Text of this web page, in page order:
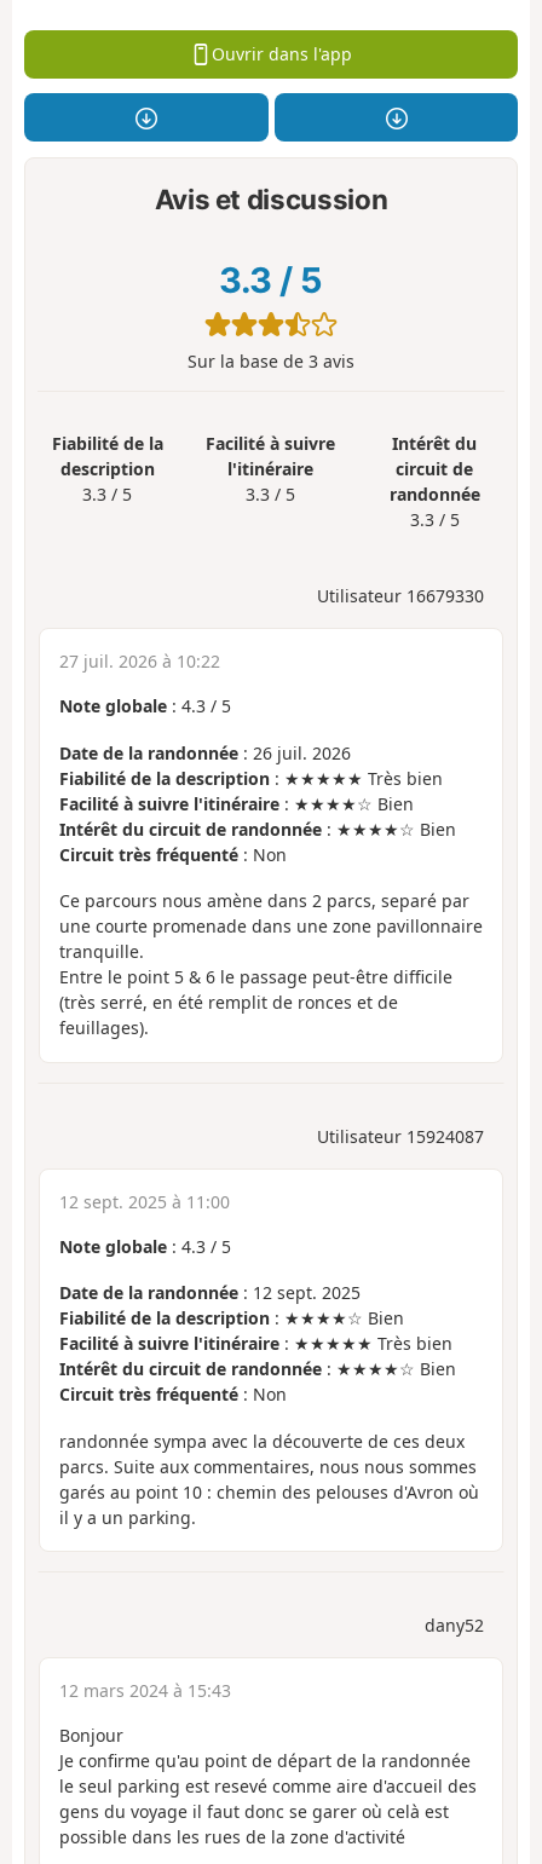
Ouvrir dans l'app
Avis et discussion
3.3 / 5
Sur la base de 3 avis
Fiabilité de la
description
3.3 / 5
Facilité à suivre
l'itinéraire
3.3 / 5
Intérêt du
circuit de
randonnée
3.3 / 5
Utilisateur 16679330
27 juil. 2026 à 10:22
Note globale : 4.3 / 5
Date de la randonnée : 26 juil. 2026
Fiabilité de la description : ★★★★★ Très bien
Facilité à suivre l'itinéraire : ★★★★☆ Bien
Intérêt du circuit de randonnée : ★★★★☆ Bien
Circuit très fréquenté : Non
Ce parcours nous amène dans 2 parcs, separé par
une courte promenade dans une zone pavillonnaire
tranquille.
Entre le point 5 & 6 le passage peut-être difficile
(très serré, en été remplit de ronces et de
feuillages).
Utilisateur 15924087
12 sept. 2025 à 11:00
Note globale : 4.3 / 5
Date de la randonnée : 12 sept. 2025
Fiabilité de la description : ★★★★☆ Bien
Facilité à suivre l'itinéraire : ★★★★★ Très bien
Intérêt du circuit de randonnée : ★★★★☆ Bien
Circuit très fréquenté : Non
randonnée sympa avec la découverte de ces deux
parcs. Suite aux commentaires, nous nous sommes
garés au point 10 : chemin des pelouses d'Avron où
il y a un parking.
dany52
12 mars 2024 à 15:43
Bonjour
Je confirme qu'au point de départ de la randonnée
le seul parking est resevé comme aire d'accueil des
gens du voyage il faut donc se garer où celà est
possible dans les rues de la zone d'activité